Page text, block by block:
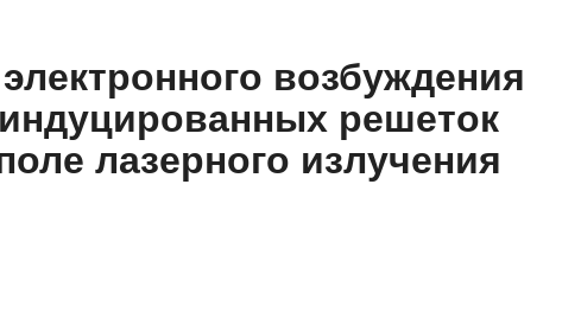
возбуждения
решеток
лазерного излучения